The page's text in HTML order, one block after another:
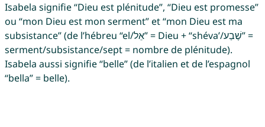
Isabela signifie “Dieu est plénitude”, “Dieu est promesse”
ou “mon Dieu est mon serment” et “mon Dieu est ma
subsistance” (de l’hébreu “el/אֵל” = Dieu + “shéva’/שֶׁבַע” =
serment/subsistance/sept = nombre de plénitude).
Isabela aussi signifie “belle” (de l’italien et de l’espagnol
“bella” = belle).